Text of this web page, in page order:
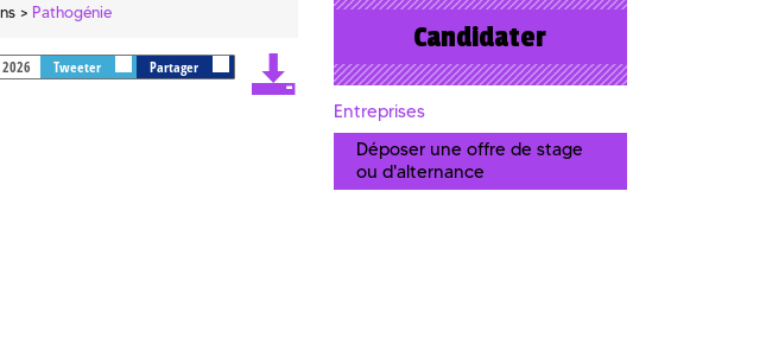
Pathogénie
Tweeter Partager
Candidater
Entreprises
Déposer une offre de stage
ou d'alternance